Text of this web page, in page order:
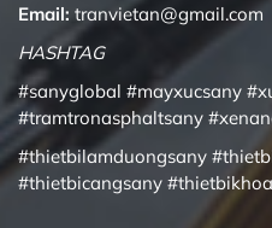
Email: tranvietan@gmail.com
HASHTAG
#sanyglobal #mayxucsany
#tramtronasphaltsany
#thietbilamduongsany
#thietbicangsany